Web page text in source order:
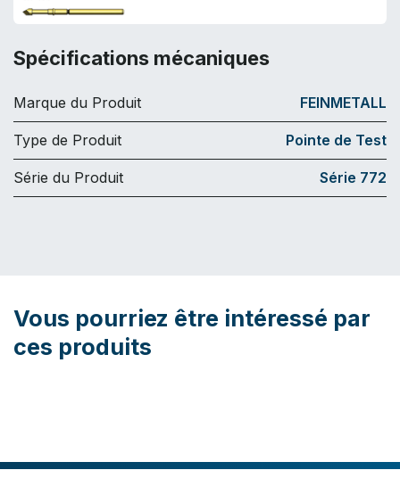
Spécifications mécaniques
Marque du Produit FEINMETALL
Type de Produit Pointe de Test
Série du Produit Série 772
Vous pourriez être intéressé par
ces produits